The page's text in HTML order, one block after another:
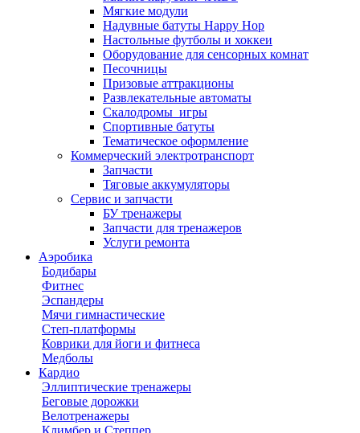
Мягкие модули
Надувные батуты Happy Hop
Настольные футболы и хоккеи
Оборудование для сенсорных комнат
Песочницы
Призовые аттракционы
Развлекательные автоматы
Скалодромы_игры
Спортивные батуты
Тематическое оформление
Коммерческий электротранспорт
Запчасти
Тяговые аккумуляторы
Сервис и запчасти
БУ тренажеры
Запчасти для тренажеров
Услуги ремонта
Аэробика
Бодибары
Фитнес
Эспандеры
Мячи гимнастические
Степ-платформы
Коврики для йоги и фитнеса
Медболы
Кардио
Эллиптические тренажеры
Беговые дорожки
Велотренажеры
Климбер и Степпер